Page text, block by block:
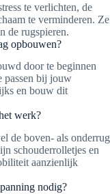
te verlichten, de
te verminderen. Ze
de rugspieren.
opbouwen?
door te beginnen
passen bij jouw
en bouw dit
werk?
de boven- als onderrug
schouderrolletjes en
aanzienlijk
nodig?